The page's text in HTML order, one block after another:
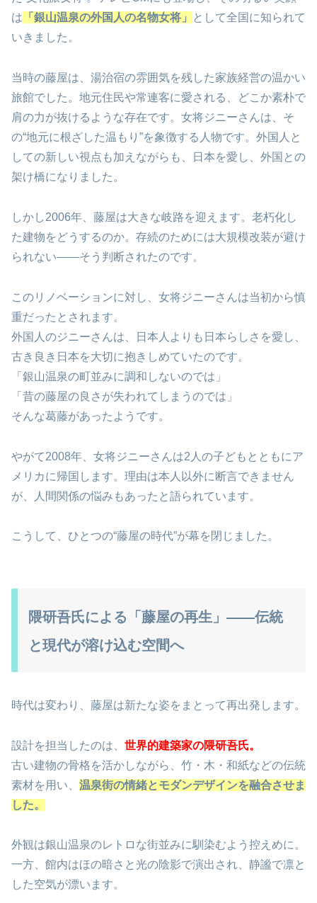
は 「銀山温泉の外国人の名物女将」
として全国に知られて
いきました。
当時の藤屋は、湯治宿の雰囲気を残した家族経営の温かい
旅館でした。地元住民や常連客に愛される、どこか素朴で
肩の力が抜けるような存在です。女将ジニーさんは、そ
の“地元に根ざした温もり”を象徴する人物です。外国人と
しての新しい視点も加えながらも、日本を愛し、外国との
架け橋になりました。
しかし2006年、藤屋は大きな岐路を迎えます。老朽化し
た建物をどうするのか。存続のためには大規模改装が避け
られない――そう判断されたのです。
このリノベーションに対し、女将ジニーさんは当初から慎
重だったとされます。
外国人のジニーさんは、日本人よりも日本らしさを愛し、
古き良き日本を大切に抱きしめていたのです。
「銀山温泉の町並みに調和しないのでは」
「昔の藤屋の良さが失われてしまうのでは」
そんな葛藤があったようです。
やがて2008年、女将ジニーさんは2人の子どもとともにア
メリカに帰国します。理由は本人以外に断言できません
が、人間関係の悩みもあったと語られています。
こうして、ひとつの“藤屋の時代”が幕を閉じました。
隈研吾氏による「藤屋の再生」――伝統
と現代が溶け込む空間へ
時代は変わり、藤屋は新たな姿をまとって再出発します。
設計を担当したのは、 世界的建築家の隈研吾氏。
古い建物の骨格を活かしながら、竹・木・和紙などの伝統
素材を用い、 温泉街の情緒とモダンデザインを融合させま
した。
外観は銀山温泉のレトロな街並みに馴染むよう控えめに。
一方、館内はほの暗さと光の陰影で演出され、静謐で凛と
した空気が漂います。